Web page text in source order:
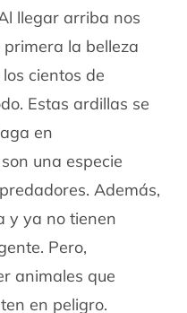
llegar arriba nos
la belleza
cientos de
Estas ardillas se
en
una especie
Además,
y ya no tienen
Pero,
animales que
en peligro.